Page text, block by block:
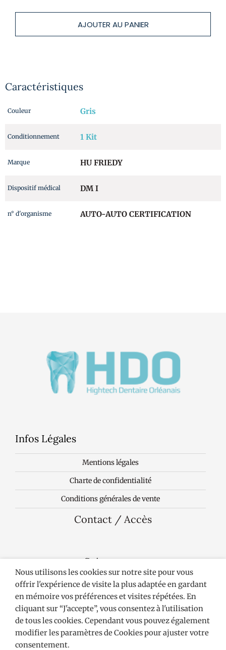
AJOUTER AU PANIER
Caractéristiques
Couleur Gris
Conditionnement 1 Kit
Marque HU FRIEDY
Dispositif médical DM I
n° d'organisme AUTO-AUTO CERTIFICATION
Infos Légales
Mentions légales
Charte de confidentialité
Conditions générales de vente
Contact / Accès
Suivez-nous
© HDO 2026. Tous droits réservés.
Nous utilisons les cookies sur notre site pour vous
offrir l'expérience de visite la plus adaptée en gardant
en mémoire vos préférences et visites répétées. En
cliquant sur “J'accepte”, vous consentez à l'utilisation
de tous les cookies. Cependant vous pouvez également
modifier les paramètres de Cookies pour ajuster votre
consentement.